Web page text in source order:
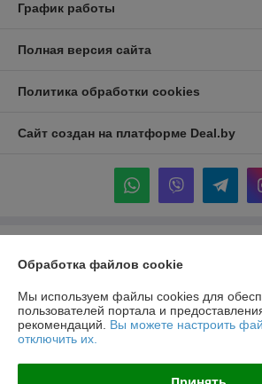
График работы
Полная версия сайта
Политика обработки cookies
Сайт создан на платформе Deal.by
г. Минск ул. Прушинских дом 6 , кв 133
Регистрационный номер ЕГР: 193513378
Регистрационный орган: Минский горисполком
Обработка файлов cookie
Мы используем файлы cookies для
пользователей портала и
рекомендаций. Вы можете настроить
отключить их.